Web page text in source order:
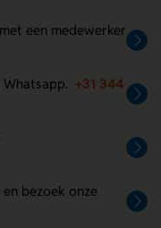
een medewerker
+31 344
bezoek onze